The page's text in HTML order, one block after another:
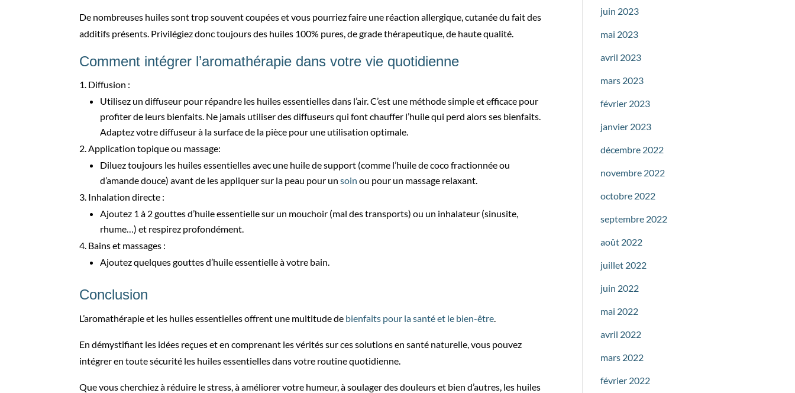
De nombreuses huiles sont trop souvent coupées et vous pourriez faire une réaction allergique, cutanée du fait des
additifs présents. Privilégiez donc toujours des huiles 100% pures, de grade thérapeutique, de haute qualité.
Comment intégrer l’aromathérapie dans votre vie quotidienne
Diffusion :
Utilisez un diffuseur pour répandre les huiles essentielles dans l’air. C’est une méthode simple et efficace pour
profiter de leurs bienfaits. Ne jamais utiliser des diffuseurs qui font chauffer l’huile qui perd alors ses bienfaits.
Adaptez votre diffuseur à la surface de la pièce pour une utilisation optimale.
Application topique ou massage:
Diluez toujours les huiles essentielles avec une huile de support (comme l’huile de coco fractionnée ou
d’amande douce) avant de les appliquer sur la peau pour unsoinou pour un massage relaxant.
Inhalation directe :
Ajoutez 1 à 2 gouttes d’huile essentielle sur un mouchoir (mal des transports) ou un inhalateur (sinusite,
rhume…) et respirez profondément.
Bains et massages :
Ajoutez quelques gouttes d’huile essentielle à votre bain.
Conclusion
L’aromathérapie et les huiles essentielles offrent une multitude de bienfaits pour la santé et le bien-être.
En démystifiant les idées reçues et en comprenant les vérités sur ces solutions en santé naturelle, vous pouvez
intégrer en toute sécurité les huiles essentielles dans votre routine quotidienne.
Que vous cherchiez à réduire le stress, à améliorer votre humeur, à soulager des douleurs et bien d’autres, les huiles
juin 2023
mai 2023
avril 2023
mars 2023
février 2023
janvier 2023
décembre 2022
novembre 2022
octobre 2022
septembre 2022
août 2022
juillet 2022
juin 2022
mai 2022
avril 2022
mars 2022
février 2022